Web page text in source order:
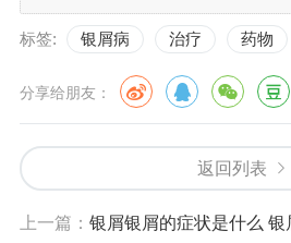
标签: 银屑病 治疗 药物
分享给朋友：
返回列表
上一篇： 银屑银屑的症状是什么